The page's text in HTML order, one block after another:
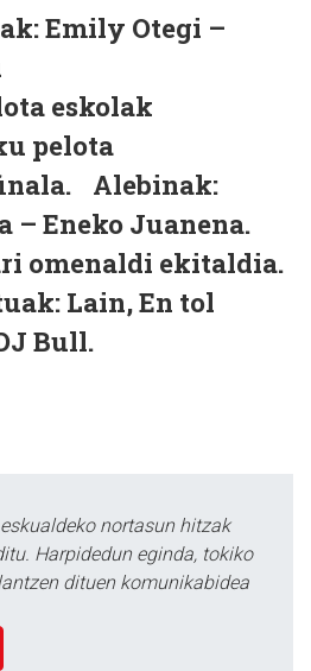
Emily Otegi –
eskolak
pelota
Alebinak:
– Eneko Juanena.
omenaldi ekitaldia.
Lain, En tol
Bull.
nortasun hitzak
Harpidedun eginda, tokiko
dituen komunikabidea